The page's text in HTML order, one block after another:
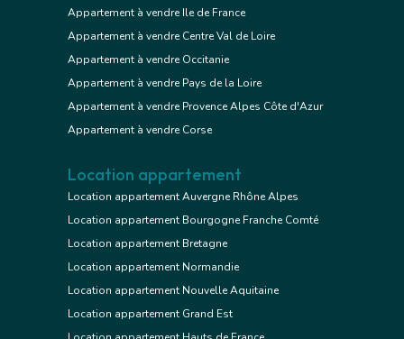
Appartement à vendre Ile de France
Appartement à vendre Centre Val de Loire
Appartement à vendre Occitanie
Appartement à vendre Pays de la Loire
Appartement à vendre Provence Alpes Côte d'Azur
Appartement à vendre Corse
Location appartement
Location appartement Auvergne Rhône Alpes
Location appartement Bourgogne Franche Comté
Location appartement Bretagne
Location appartement Normandie
Location appartement Nouvelle Aquitaine
Location appartement Grand Est